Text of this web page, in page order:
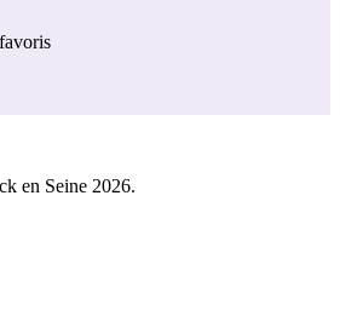
en Seine 2026.